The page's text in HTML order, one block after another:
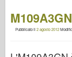
Pubblicato il2 agosto 2012